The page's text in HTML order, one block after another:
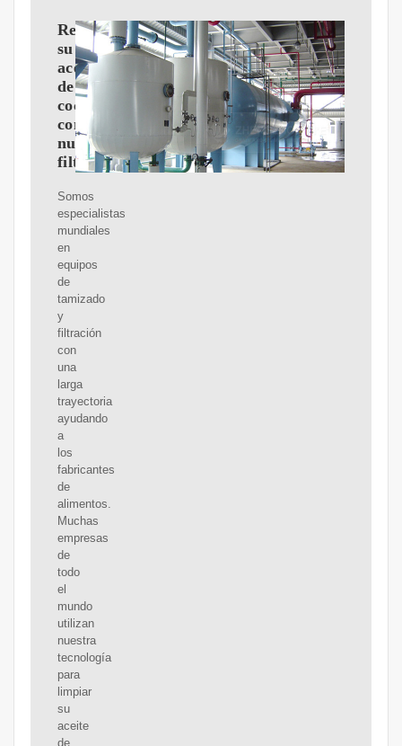
Reutilice
su
aceite
de
cocina
con
nuestros
filtros
Somos
especialistas
mundiales
en
equipos
de
tamizado
y
filtración
con
una
larga
trayectoria
ayudando
a
los
fabricantes
de
alimentos.
Muchas
empresas
de
todo
el
mundo
utilizan
nuestra
tecnología
para
limpiar
su
aceite
de